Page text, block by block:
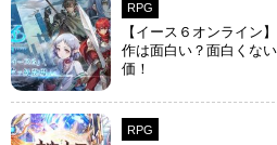
RPG
【イース６オンライン
作は面白い？面白くな
価！
RPG